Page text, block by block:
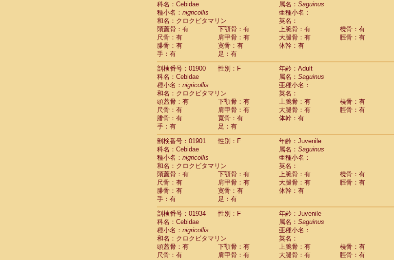
Cebidae
CebidaeSaguinus mystax
CebidaeSaguinus nigricollis (22)
Cebidae Saguinus oedipus
Cebidae Saguinus weddelli
Cebidae Saguinusspp.
Cebidae Aotus trivirgatus
Cebidae Cebus albifrons
Cebidae
CebidaeCebus capucinus
CebidaeCebus nigrivittatus
Cebidae Cebusspp.(0)
Cebidae Saimiri boliviensis
Cebidae Saimiri sciureus
Atelidae Alouatta caraya
AtelidaeAlouatta fusca
AtelidaeAlouatta seniculus
Atelidae
AtelidaeAteles belzebuth
Atelidae Ateles geoffroyi
Atelidae Ateles paniscus
Atelidae Atelesspp.
Atelidae Lagothrix lagothricha
AtelidaeLagothrix lagothricha cana(0)
Pitheciidae Cacajao calvus rubicundus(0)
Pitheciidae Callicebus cupreus(2)
Pitheciidae Callicebus donacophilus(0)
PitheciidaeCallicebus moloch(0)
Pitheciidae Callicebus torquatus(0)
科名：Cebidae
属名： Saguinus
種小名： nigricollis
亜種小名：
和名：クロクビタマリン
英名：
頭蓋骨：有
下顎骨：有 上腕骨：有
橈骨：有
尺骨：有
肩甲骨：有 大腿骨：有
脛骨：有
腓骨：有
寛骨：有
体幹：有
手：有
足：有
剖検番号：01900
性別：F
年齢：Adult
科名：Cebidae
属名： Saguinus
種小名： nigricollis
亜種小名：
和名：クロクビタマリン
英名：
頭蓋骨：有
下顎骨：有 上腕骨：有
橈骨：有
尺骨：有
肩甲骨：有 大腿骨：有
脛骨：有
腓骨：有
寛骨：有
体幹：有
手：有
足：有
剖検番号：01901
性別：F
年齢：Juvenile
科名：Cebidae
属名： Saguinus
種小名： nigricollis
亜種小名：
和名：クロクビタマリン
英名：
頭蓋骨：有
下顎骨：有 上腕骨：有
橈骨：有
尺骨：有
肩甲骨：有 大腿骨：有
脛骨：有
腓骨：有
寛骨：有
体幹：有
手：有
足：有
剖検番号：01934
性別：F
年齢：Juvenile
科名：Cebidae
属名： Saguinus
種小名： nigricollis
亜種小名：
和名：クロクビタマリン
英名：
頭蓋骨：有
下顎骨：有 上腕骨：有
橈骨：有
尺骨：有
肩甲骨：有 大腿骨：有
脛骨：有